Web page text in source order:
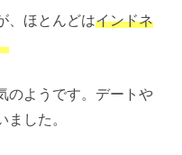
、ほとんどはインドネ
のようです。デートや
した。